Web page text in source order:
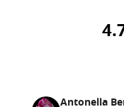
Antonella